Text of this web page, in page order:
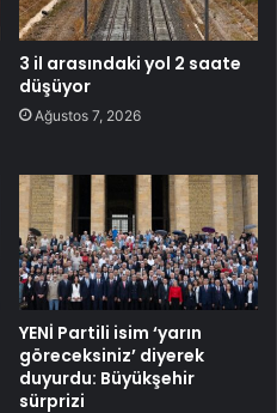
3 il arasındaki yol 2 saate
düşüyor
Ağustos 7, 2026
YENİ Partili isim ‘yarın
göreceksiniz’ diyerek
duyurdu: Büyükşehir
sürprizi